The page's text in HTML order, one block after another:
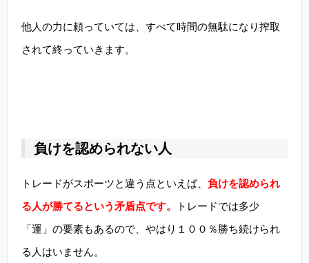
他人の力に頼っていては、すべて時間の無駄になり搾取
されて終っていきます。
負けを認められない人
トレードがスポーツと違う点といえば、 負けを認められ
る人が勝てるという矛盾点です。
トレードでは多少
「運」の要素もあるので、やはり１００％勝ち続けられ
る人はいません。